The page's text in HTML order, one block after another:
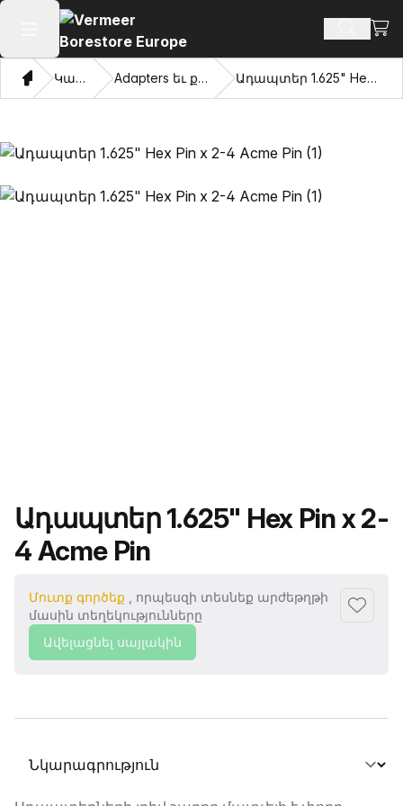
Բաց հիմնական մենյու
Տուն Կատալոգ Adapters եւ քաշվել աչքերը Ադապտեր 1.625" Hex Pin x 2-4 Acme Pin
Ապրանքի անվանումը
Ադապտեր 1.625" Hex Pin x 2-
4 Acme Pin
Մուտք գործեք , որպեսզի տեսնեք արժեթղթի
մասին տեղեկությունները
Ավելացնել սայլակին
Ընտրել տաբ